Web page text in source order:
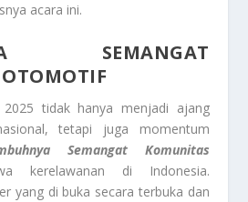
acara ini.
SEMANGAT
2025 tidak hanya menjadi ajang
tetapi juga momentum
Semangat Komunitas
di Indonesia.
yang di buka secara terbuka dan